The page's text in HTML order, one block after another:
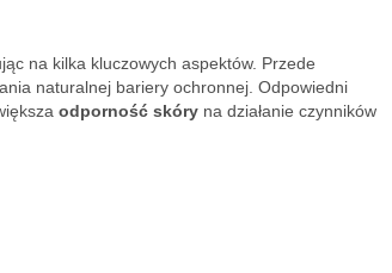
na kilka kluczowych aspektów. Przede
naturalnej bariery ochronnej. Odpowiedni
odporność skóry na działanie czynników